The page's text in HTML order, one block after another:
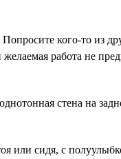
кого-то из
работа не
стена на
или сидя, с